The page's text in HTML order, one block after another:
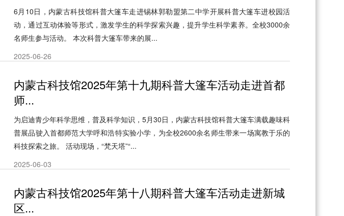
6月10日，内蒙古科技馆科普大篷车走进锡林郭勒盟第二中学开展科普大篷车进校园活
动，通过互动体验等形式，激发学生的科学探索兴趣，提升学生科学素养。全校3000余
名师生参与活动。 本次科普大篷车带来的展...
2025-06-26
内蒙古科技馆2025年第十九期科普大篷车活动走进首都
师...
为启迪青少年科学思维，普及科学知识，5月30日，内蒙古科技馆科普大篷车满载趣味科
普展品驶入首都师范大学呼和浩特实验小学，为全校2600余名师生带来一场寓教于乐的
科技探索之旅。 活动现场，“梵天塔”“...
2025-06-03
内蒙古科技馆2025年第十八期科普大篷车活动走进新城
区...